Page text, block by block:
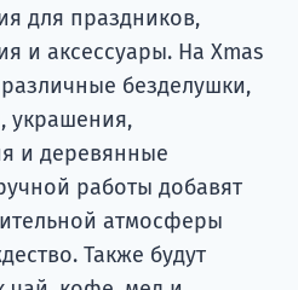
для праздников,
и аксессуары. На Xmas
безделушки,
украшения,
и деревянные
работы добавят
атмосферы
Также будут